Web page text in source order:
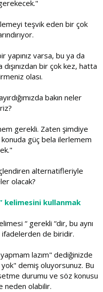
teşvik eden bir çok
yapınız varsa, bu ya da
bir çok kez, hatta
olası.
bakın neler
gerekli. Zaten şimdiye
güç bela ilerlemem
alternatifleriyle
olacak?
kelimesini kullanmak
“ gerekli “dir, bu aynı
de biridir.
lazım" dediğinizde
demiş oluyorsunuz. Bu
durumu ve söz konusu
neden olabilir.